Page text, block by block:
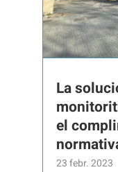
La
el
23 febr. 2023